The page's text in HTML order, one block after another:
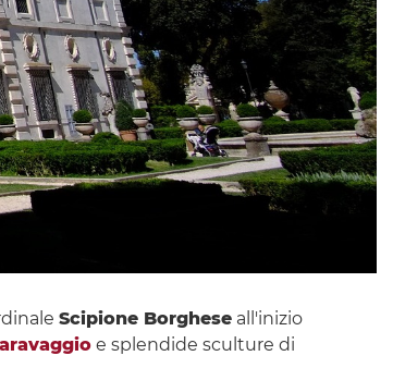
Scipione Borgheseall'inizio
e splendide sculture di